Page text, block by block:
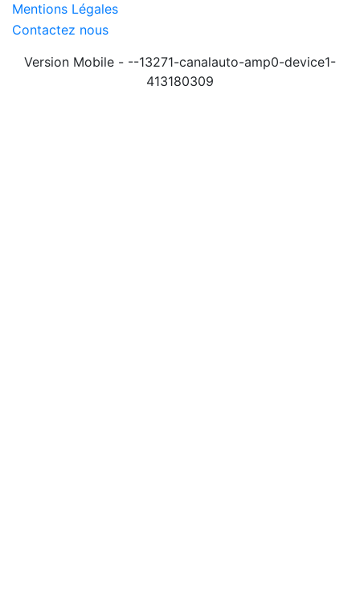
Mentions Légales
Contactez nous
Version Mobile - --13271-canalauto-amp0-device1-
413180309